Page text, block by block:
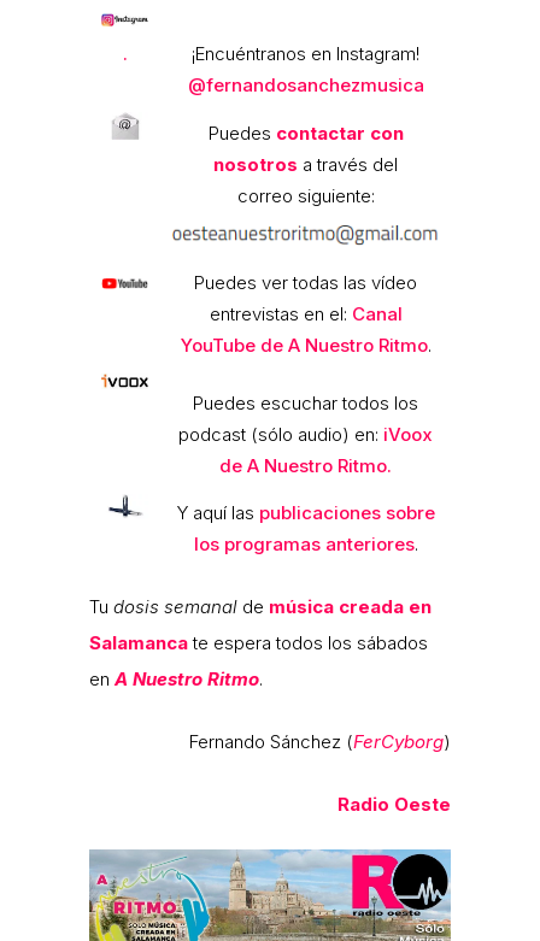
.
¡Encuéntranos en Instagram!
@fernandosanchezmusica
Puedes contactar con
nosotros a través del
correo siguiente:
Puedes ver todas las vídeo
entrevistas en el: Canal
YouTube de A Nuestro Ritmo.
Puedes escuchar todos los
podcast (sólo audio) en: iVoox
de A Nuestro Ritmo.
Y aquí las publicaciones sobre
los programas anteriores.
Tu dosis semanal de música creada en
Salamancate espera todos los sábados
enA Nuestro Ritmo.
Fernando Sánchez (FerCyborg)
Radio Oeste